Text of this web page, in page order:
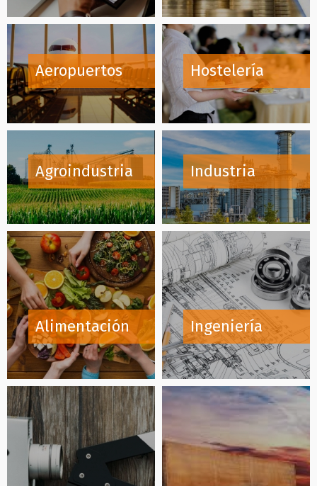
Aeropuertos
Agroindustria
Alimentación
Hostelería
Industria
Ingeniería